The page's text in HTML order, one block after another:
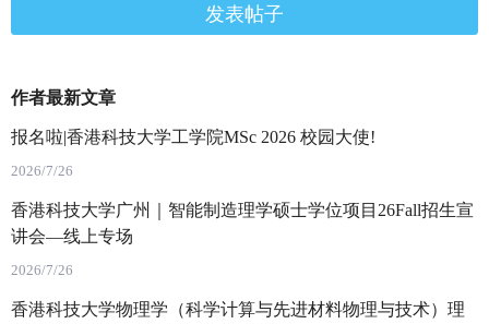
发表帖子
作者最新文章
报名啦|香港科技大学工学院MSc 2026 校园大使!
2026/7/26
香港科技大学广州｜智能制造理学硕士学位项目26Fall招生宣
讲会—线上专场
2026/7/26
香港科技大学物理学（科学计算与先进材料物理与技术）理